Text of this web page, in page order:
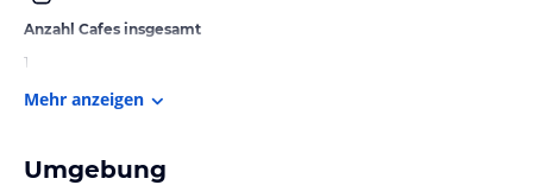
Anzahl Cafes insgesamt
1
Mehr anzeigen
Umgebung